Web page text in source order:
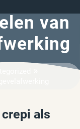
van
als